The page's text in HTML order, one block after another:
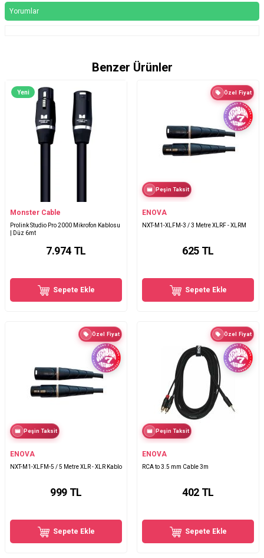
Yorumlar
Benzer Ürünler
Yeni
Monster Cable
Prolink Studio Pro 2000 Mikrofon Kablosu
| Düz 6mt
7.974 TL
Sepete Ekle
Özel Fiyat
Peşin Taksit
ENOVA
NXT-M1-XLFM-3 / 3 Metre XLRF - XLRM
625 TL
Sepete Ekle
Özel Fiyat
Peşin Taksit
ENOVA
NXT-M1-XLFM-5 / 5 Metre XLR - XLR Kablo
999 TL
Sepete Ekle
Özel Fiyat
Peşin Taksit
ENOVA
RCA to 3.5 mm Cable 3m
402 TL
Sepete Ekle